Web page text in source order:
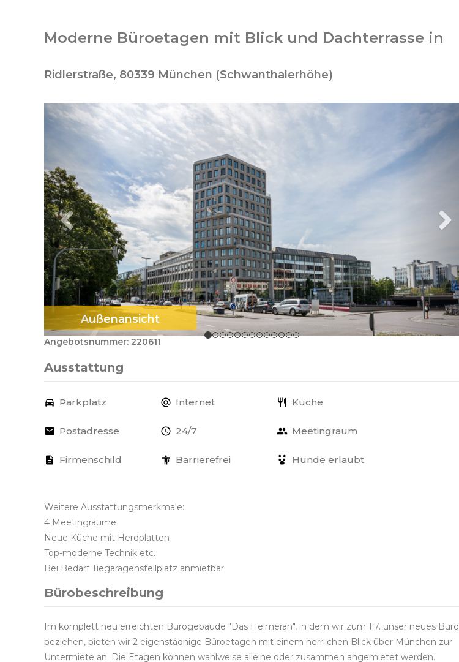
Moderne Büroetagen mit Blick und Dachterrasse in
Ridlerstraße, 80339 München (Schwanthalerhöhe)
Außenansicht
Angebotsnummer: 220611
Ausstattung
Parkplatz Internet Küche
Postadresse 24/7 Meetingraum
Firmenschild Barrierefrei Hunde erlaubt
Weitere Ausstattungsmerkmale:
4 Meetingräume
Neue Küche mit Herdplatten
Top-moderne Technik etc.
Bei Bedarf Tiegaragenstellplatz anmietbar
Bürobeschreibung
Im komplett neu erreichten Bürogebäude "Das Heimeran", in dem wir zum 1.7. unser neues Büro
beziehen, bieten wir 2 eigenstädnige Büroetagen mit einem herrlichen Blick über München zur
Untermiete an. Die Etagen können wahlweise alleine oder zusammen angemietet werden.